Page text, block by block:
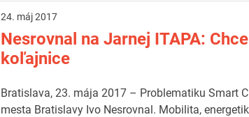
24. máj 2017
Nesrovnal na Jarnej ITAPA:
koľajnice
Bratislava, 23. mája 2017 – Problematiku Smart
mesta Bratislavy Ivo Nesrovnal. Mobilita,